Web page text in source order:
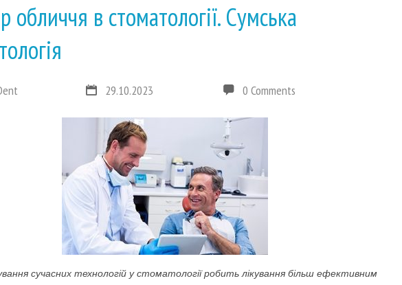
обличчя в стоматології. Сумська
29.10.2023 0 Comments
сучасних технологій у стоматології робить лікування більш ефективним